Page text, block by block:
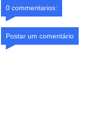
0 commentarios:
Postar um comentário